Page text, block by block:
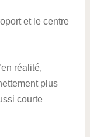
et le centre
réalité,
plus
courte